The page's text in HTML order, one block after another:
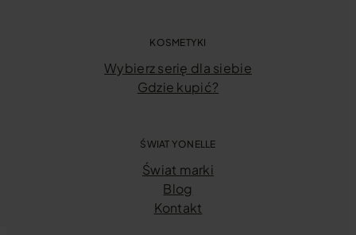
KOSMETYKI
Wybierz serię dla siebie
Gdzie kupić?
ŚWIAT YONELLE
Świat marki
Blog
Kontakt